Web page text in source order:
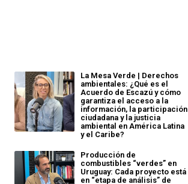
La Mesa Verde | Derechos
ambientales: ¿Qué es el
Acuerdo de Escazú y cómo
garantiza el acceso a la
información, la participación
ciudadana y la justicia
ambiental en América Latina
y el Caribe?
Producción de
combustibles “verdes” en
Uruguay: Cada proyecto está
en “etapa de análisis” de